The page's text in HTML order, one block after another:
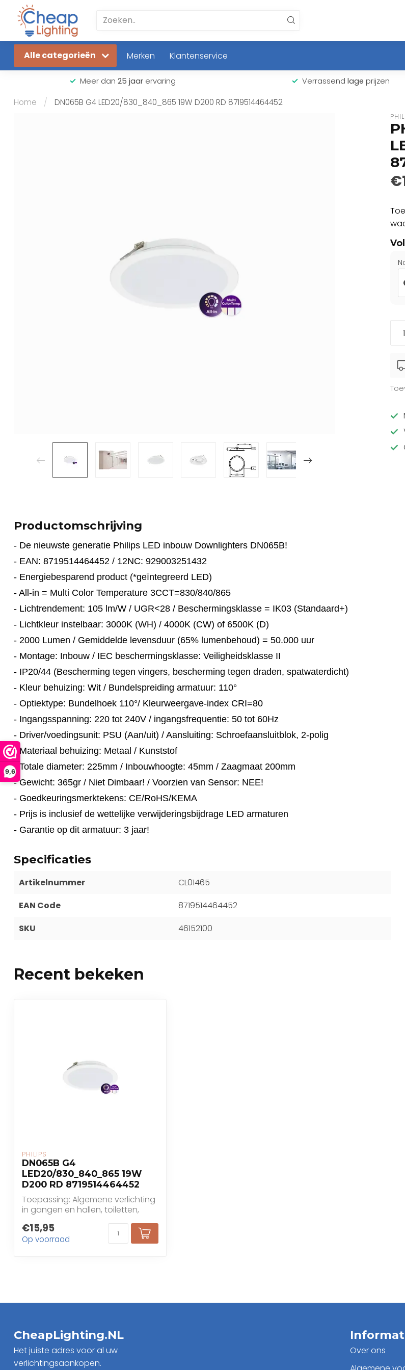
9,6
Alle categorieën Merken Klantenservice
Meer dan 25 jaar ervaring Verrassend lage prijzen
Home / DN065B G4 LED20/830_840_865 19W D200 RD 8719514464452
Productomschrijving
- De nieuwste generatie Philips LED inbouw Downlighters DN065B!
- EAN: 8719514464452 / 12NC: 929003251432
- Energiebesparend product (*geïntegreerd LED)
- All-in = Multi Color Temperature 3CCT=830/840/865
- Lichtrendement: 105 lm/W / UGR<28 / Beschermingsklasse = IK03 (Standaard+)
- Lichtkleur instelbaar: 3000K (WH) / 4000K (CW) of 6500K (D)
- 2000 Lumen / Gemiddelde levensduur (65% lumenbehoud) = 50.000 uur
- Montage: Inbouw / IEC beschermingsklasse: Veiligheidsklasse II
- IP20/44 (Bescherming tegen vingers, bescherming tegen draden, spatwaterdicht)
- Kleur behuizing: Wit / Bundelspreiding armatuur: 110°
- Optiektype: Bundelhoek 110°/ Kleurweergave-index CRI=80
- Ingangsspanning: 220 tot 240V / ingangsfrequentie: 50 tot 60Hz
- Driver/voedingsunit: PSU (Aan/uit) / Aansluiting: Schroefaansluitblok, 2-polig
- Materiaal behuizing: Metaal / Kunststof
- Totale diameter: 225mm / Inbouwhoogte: 45mm / Zaagmaat 200mm
- Gewicht: 365gr / Niet Dimbaar! / Voorzien van Sensor: NEE!
- Goedkeuringsmerktekens: CE/RoHS/KEMA
- Prijs is inclusief de wettelijke verwijderingsbijdrage LED armaturen
- Garantie op dit armatuur: 3 jaar!
Specificaties
Artikelnummer
CL01465
EAN Code
8719514464452
SKU
46152100
Recent bekeken
PHILIPS
DN065B G4
LED20/830_840_865 19W
D200 RD 8719514464452
Toepassing: Algemene verlichting
in gangen en hallen, toiletten,
€15,95
Op voorraad
CheapLighting.NL
Het juiste adres voor al uw
verlichtingsaankopen.
Over ons